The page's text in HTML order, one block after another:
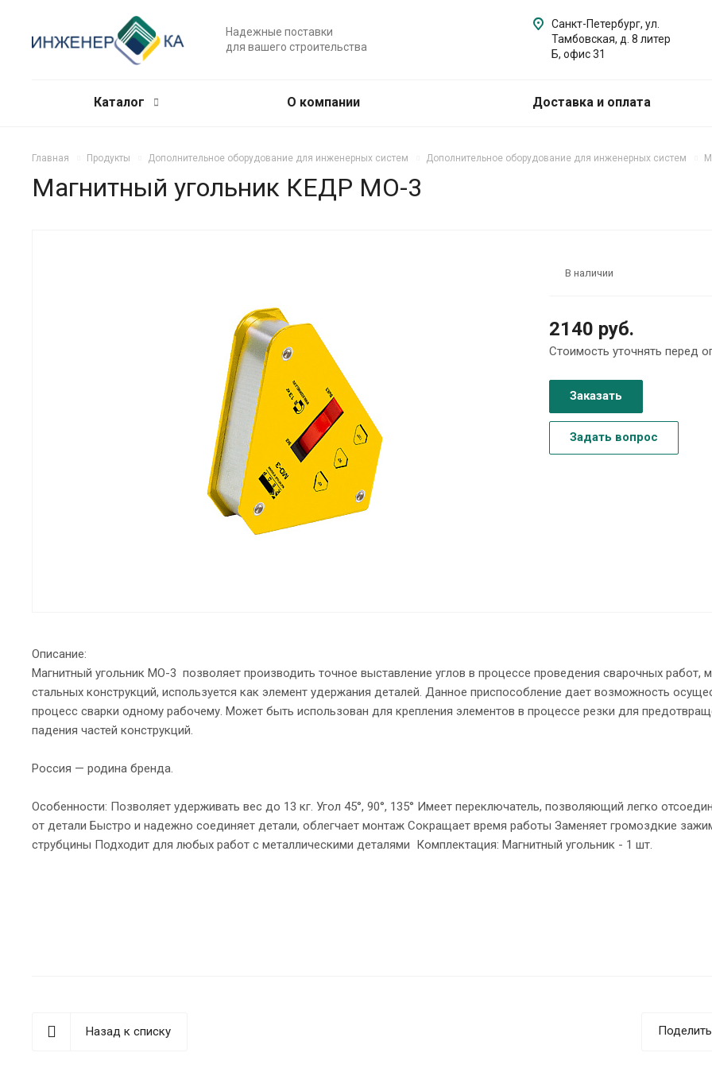
Надежные поставки
для вашего строительства
Санкт-Петербург, ул.
Тамбовская, д. 8 литер
Б, офис 31
Каталог О компании Доставка и оплата
Главная Продукты Дополнительное оборудование для инженерных систем Дополнительное оборудование для инженерных систем
Магнитный угольник КЕДР МО-3
В наличии
2140 руб.
Стоимость уточнять перед
Заказать
Задать вопрос
Описание:
Магнитный угольник МО-3 позволяет производить точное выставление углов в процессе проведения сварочных работ,
стальных конструкций, используется как элемент удержания деталей. Данное приспособление дает возможность
процесс сварки одному рабочему. Может быть использован для крепления элементов в процессе резки для
падения частей конструкций.
Россия — родина бренда.
Особенности: Позволяет удерживать вес до 13 кг. Угол 45°, 90°, 135° Имеет переключатель, позволяющий легко
от детали Быстро и надежно соединяет детали, облегчает монтаж Сокращает время работы Заменяет громоздкие
струбцины Подходит для любых работ с металлическими деталями Комплектация: Магнитный угольник - 1 шт.
Назад к списку